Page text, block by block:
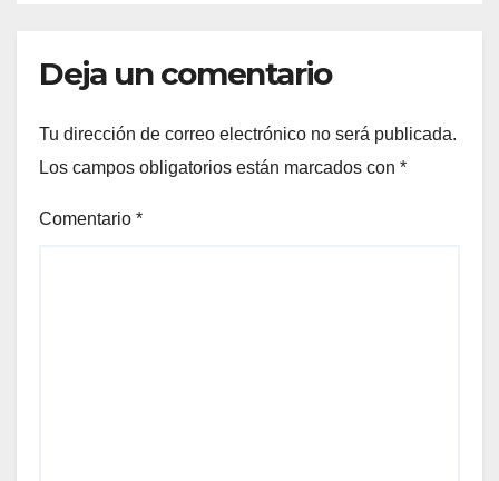
Deja un comentario
Tu dirección de correo electrónico no será publicada.
Los campos obligatorios están marcados con *
Comentario *